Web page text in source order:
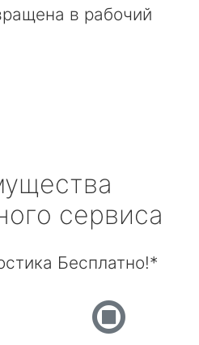
в рабочий
сервиса
Бесплатно!*